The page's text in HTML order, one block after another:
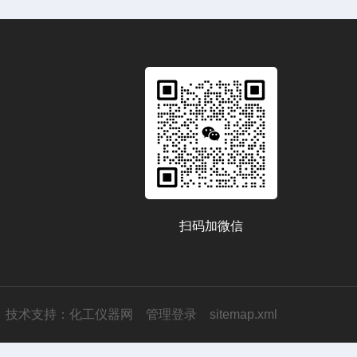
扫码加微信
技术支持： 化工仪器网 管理登录 sitemap.xml